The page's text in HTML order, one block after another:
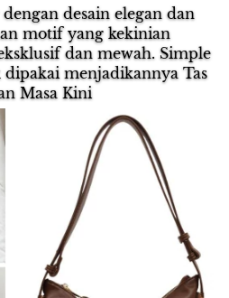
desain elegan dan
motif yang kekinian
dan mewah. Simple
menjadikannya Tas
Masa Kini